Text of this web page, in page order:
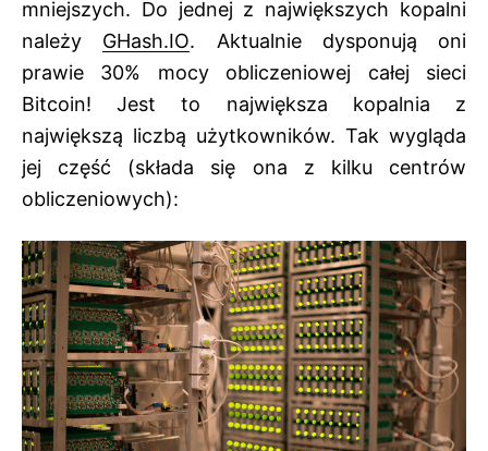
mniejszych. Do jednej z największych kopalni
należy GHash.IO. Aktualnie dysponują oni
prawie 30% mocy obliczeniowej całej sieci
Bitcoin! Jest to największa kopalnia z
największą liczbą użytkowników. Tak wygląda
jej część (składa się ona z kilku centrów
obliczeniowych):